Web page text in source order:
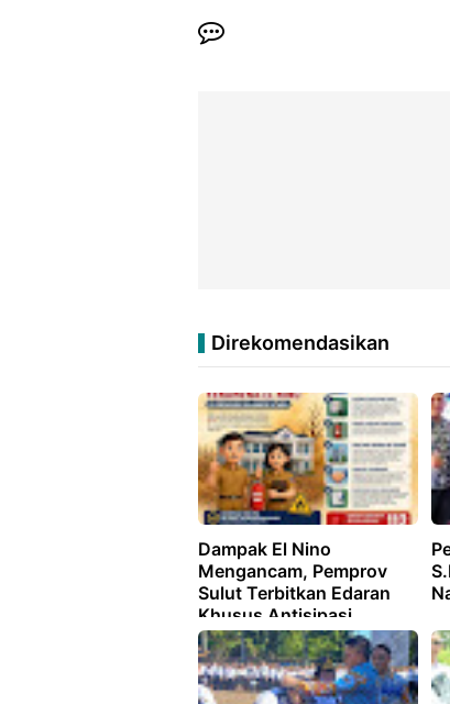
Direkomendasikan
Dampak El Nino
Mengancam, Pemprov
Sulut Terbitkan Edaran
Khusus Antisipasi
Kebakaran